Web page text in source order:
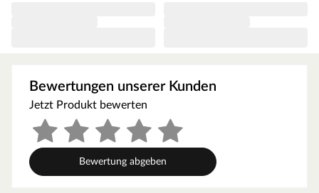
Bewertungen unserer Kunden
Jetzt Produkt bewerten
Bewertung abgeben